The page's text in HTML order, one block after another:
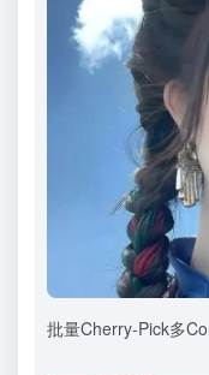
批量Cherry-Pick多